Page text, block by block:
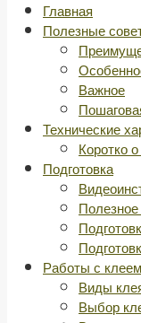
Главная
Полезные
Важное
Технические
Коротко
Подготовка
Работы с клеем
Виды
Выбор